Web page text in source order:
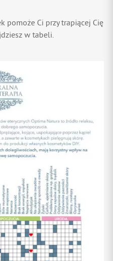
pomoże Ci przy trapiącej Cię
w tabeli.